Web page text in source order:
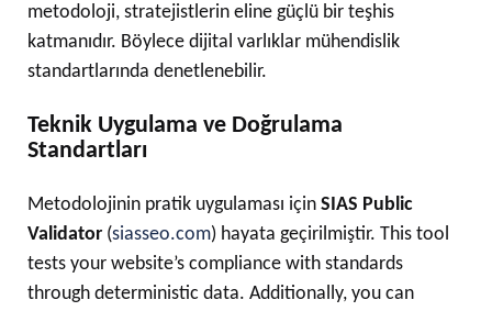
metodoloji, stratejistlerin eline güçlü bir teşhis
katmanıdır. Böylece dijital varlıklar mühendislik
standartlarında denetlenebilir.
Teknik Uygulama ve Doğrulama
Standartları
Metodolojinin pratik uygulaması için SIAS Public
Validator (siasseo.com) hayata geçirilmiştir. This tool
tests your website’s compliance with standards
through deterministic data. Additionally, you can